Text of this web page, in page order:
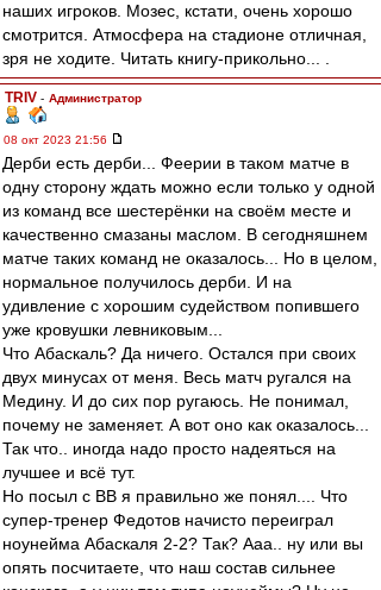
наших игроков. Мозес, кстати, очень хорошо
смотрится. Атмосфера на стадионе отличная,
зря не ходите. Читать книгу-прикольно... .
TRIV - Администратор
08 окт 2023 21:56
Дерби есть дерби... Феерии в таком матче в
одну сторону ждать можно если только у одной
из команд все шестерёнки на своём месте и
качественно смазаны маслом. В сегодняшнем
матче таких команд не оказалось... Но в целом,
нормальное получилось дерби. И на
удивление с хорошим судейством попившего
уже кровушки левниковым...
Что Абаскаль? Да ничего. Остался при своих
двух минусах от меня. Весь матч ругался на
Медину. И до сих пор ругаюсь. Не понимал,
почему не заменяет. А вот оно как оказалось...
Так что.. иногда надо просто надеяться на
лучшее и всё тут.
Но посыл с ВВ я правильно же понял.... Что
супер-тренер Федотов начисто переиграл
ноунейма Абаскаля 2-2? Так? Ааа.. ну или вы
опять посчитаете, что наш состав сильнее